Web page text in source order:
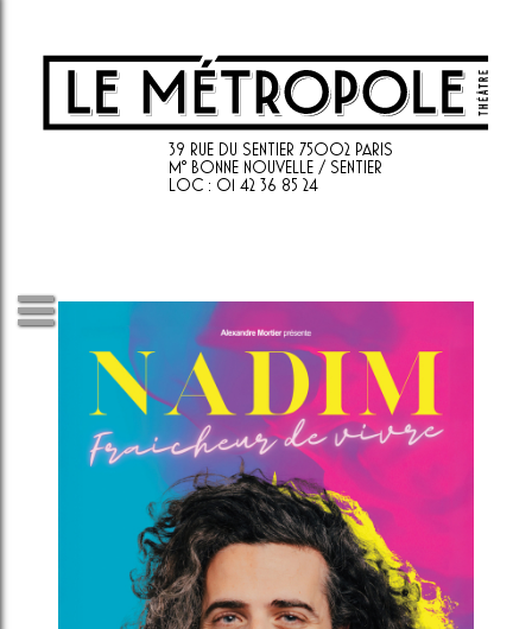
39 RUE DU SENTIER 75002 PARIS
M° BONNE NOUVELLE / SENTIER
LOC : 01 42 36 85 24